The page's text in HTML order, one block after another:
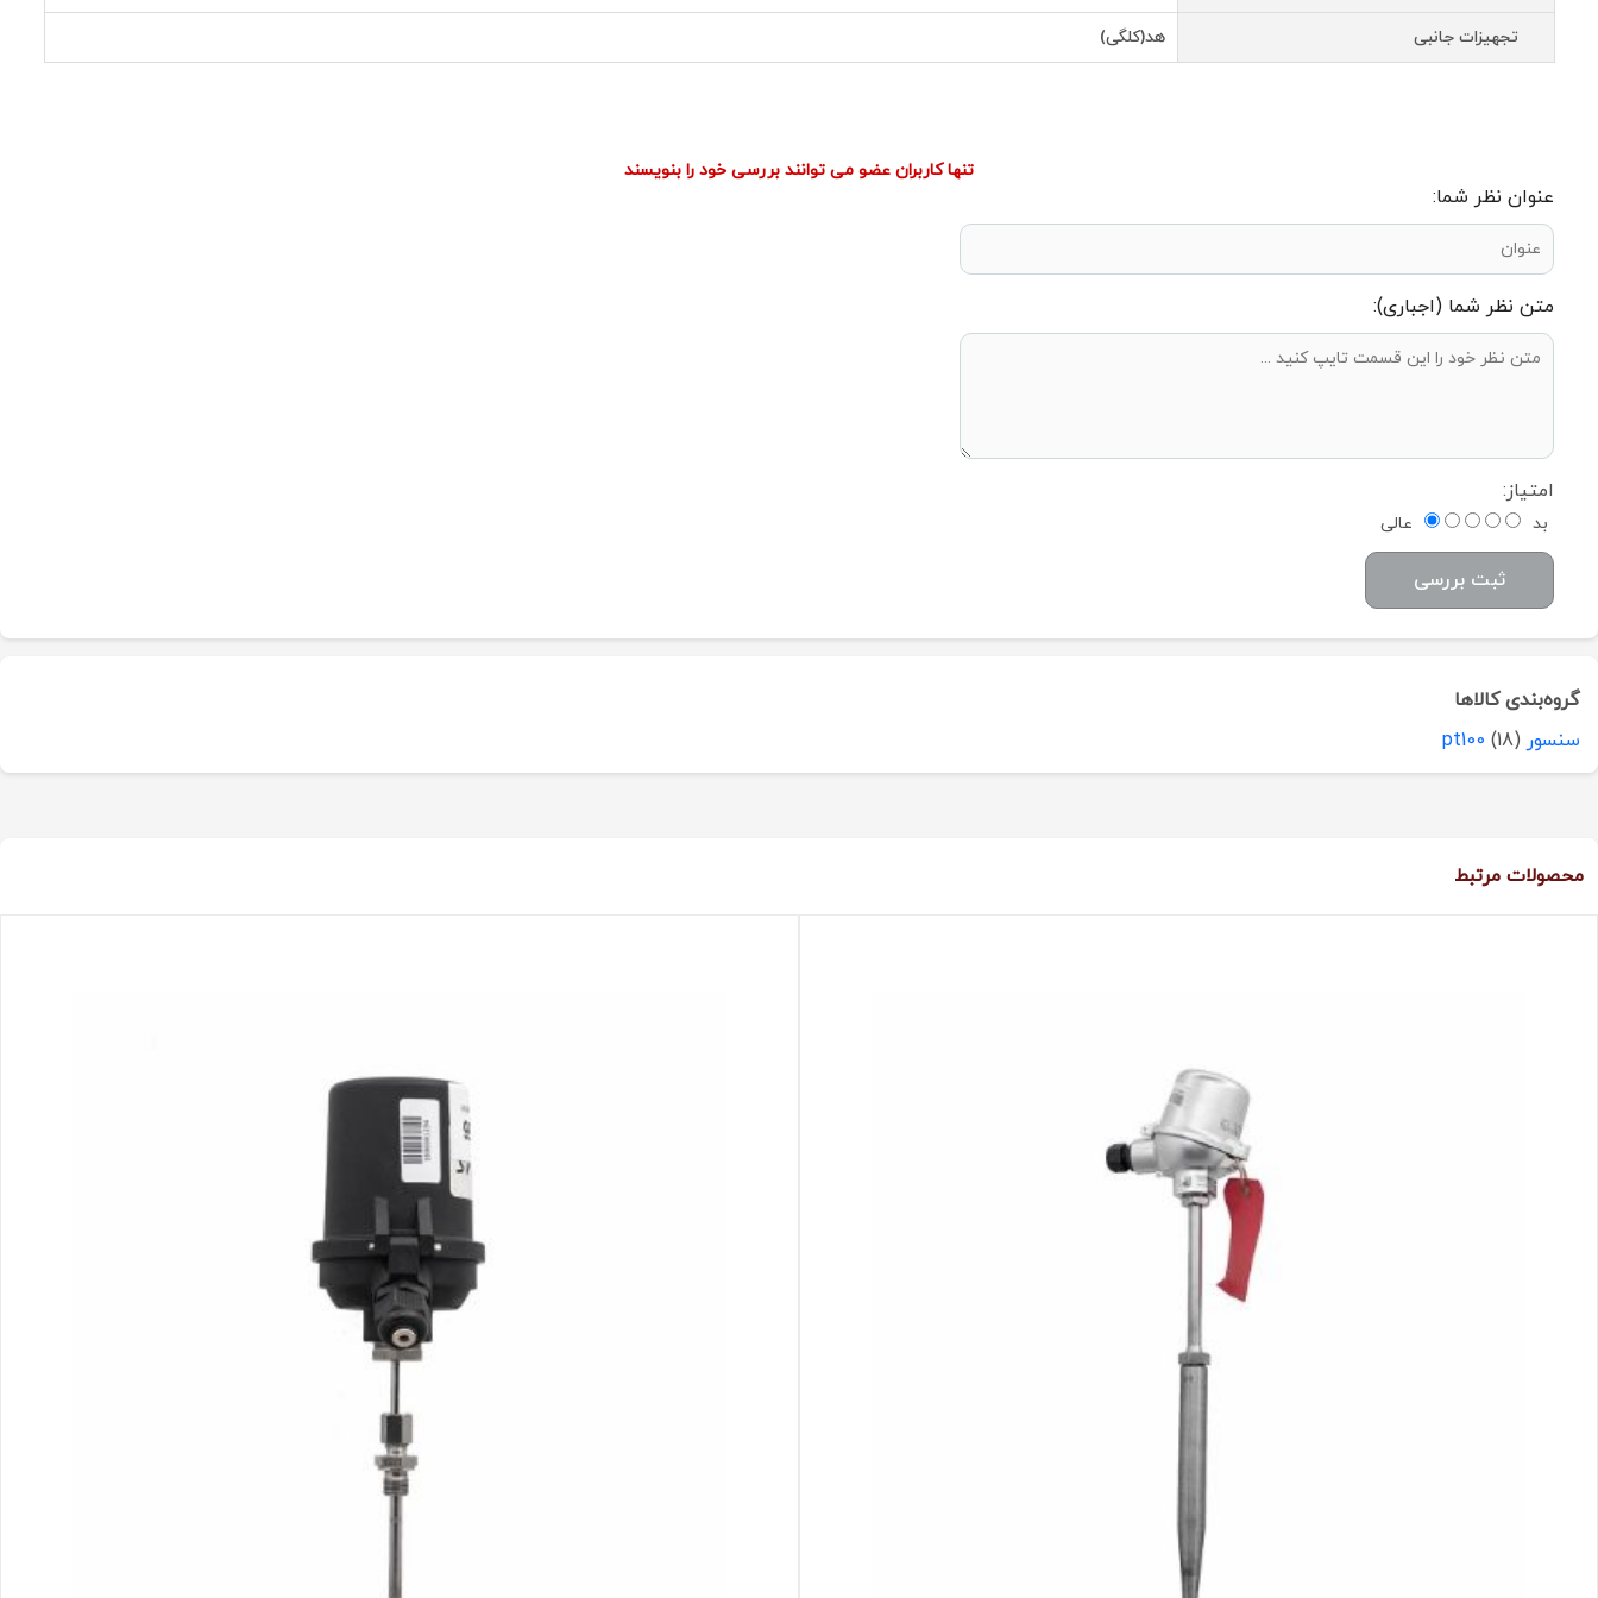
تجهیزات جانبی هد(کلگی)
تنها کاربران عضو می توانند بررسی خود را بنویسند
عنوان نظر شما:
متن نظر شما (اجباری):
امتیاز:
بد عالی
ثبت بررسی
گروه‌بندی کالاها
سنسور pt100 (18)
محصولات مرتبط